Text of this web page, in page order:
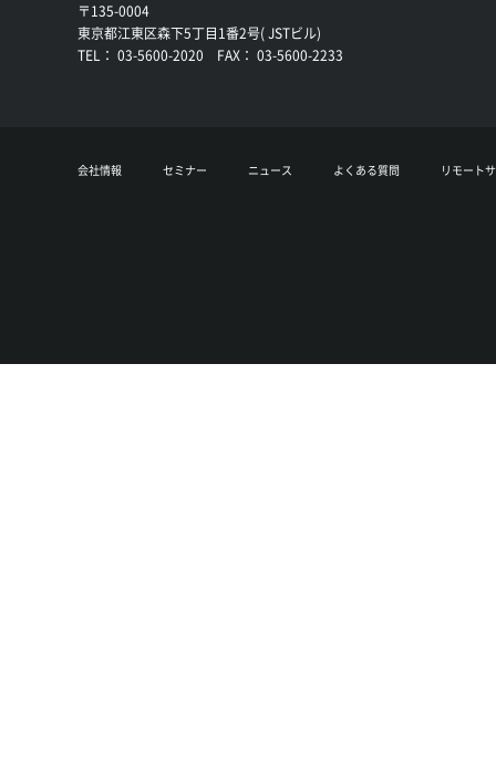
〒135-0004
東京都江東区森下5丁目1番2号( JSTビル)
TEL： 03-5600-2020 FAX： 03-5600-2233
会社情報 セミナー ニュース よくある質問 リモート